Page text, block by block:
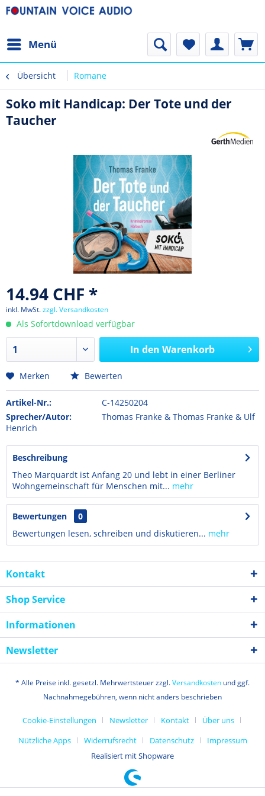
Menü
Übersicht Romane
Soko mit Handicap: Der Tote und der
Taucher
14.94 CHF *
inkl. MwSt.zzgl. Versandkosten
Als Sofortdownload verfügbar
In den Warenkorb
Merken Bewerten
Artikel-Nr.:
C-14250204
Sprecher/Autor:
Thomas Franke & Thomas Franke & Ulf
Henrich
Beschreibung
Theo Marquardt ist Anfang 20 und lebt in einer Berliner
Wohngemeinschaft für Menschen mit... mehr
Bewertungen
0
Bewertungen lesen, schreiben und diskutieren... mehr
Kontakt
Shop Service
Informationen
Newsletter
* Alle Preise inkl. gesetzl. Mehrwertsteuer zzgl.Versandkosten und ggf.
Nachnahmegebühren, wenn nicht anders beschrieben
Cookie-Einstellungen Newsletter Kontakt
Über uns
Nützliche Apps
Widerrufsrecht Datenschutz
Impressum
Realisiert mit Shopware